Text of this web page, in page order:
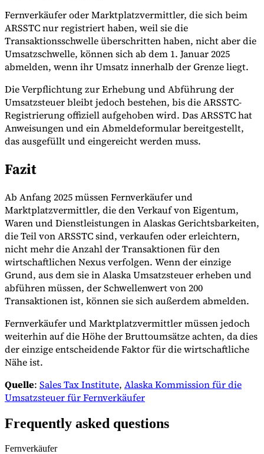
Fernverkäufer oder Marktplatzvermittler, die sich beim
ARSSTC nur registriert haben, weil sie die
Transaktionsschwelle überschritten haben, nicht aber die
Umsatzschwelle, können sich ab dem 1. Januar 2025
abmelden, wenn ihr Umsatz innerhalb der Grenze liegt.
Die Verpflichtung zur Erhebung und Abführung der
Umsatzsteuer bleibt jedoch bestehen, bis die ARSSTC-
Registrierung offiziell aufgehoben wird. Das ARSSTC hat
Anweisungen und ein Abmeldeformular bereitgestellt,
das ausgefüllt und eingereicht werden muss.
Fazit
Ab Anfang 2025 müssen Fernverkäufer und
Marktplatzvermittler, die den Verkauf von Eigentum,
Waren und Dienstleistungen in Alaskas Gerichtsbarkeiten,
die Teil von ARSSTC sind, verkaufen oder erleichtern,
nicht mehr die Anzahl der Transaktionen für den
wirtschaftlichen Nexus verfolgen. Wenn der einzige
Grund, aus dem sie in Alaska Umsatzsteuer erheben und
abführen müssen, der Schwellenwert von 200
Transaktionen ist, können sie sich außerdem abmelden.
Fernverkäufer und Marktplatzvermittler müssen jedoch
weiterhin auf die Höhe der Bruttoumsätze achten, da dies
der einzige entscheidende Faktor für die wirtschaftliche
Nähe ist.
Quelle: Sales Tax Institute, Alaska Kommission für die
Umsatzsteuer für Fernverkäufer
Frequently asked questions
Fernverkäufer